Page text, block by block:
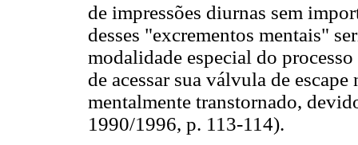
de impressões diurnas sem
desses "excrementos mentais"
modalidade especial do
de acessar sua válvula de
mentalmente transtornado,
1990/1996, p. 113-114).